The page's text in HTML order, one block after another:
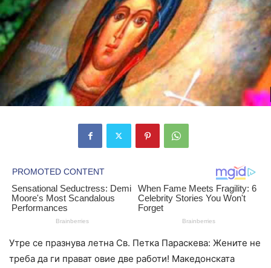
Утре се празнува летна Св. Петка Параскева: Жените не
треба да ги прават овие две работи! Македонската